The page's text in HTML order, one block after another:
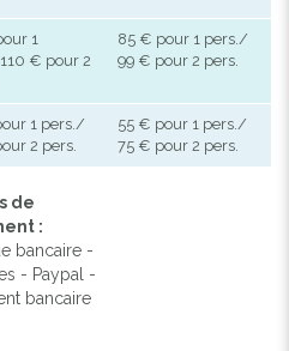
1
€ pour 2
85 € pour 1 pers./
99 € pour 2 pers.
1 pers./
2 pers.
55 € pour 1 pers./
75 € pour 2 pers.
de
:
bancaire -
- Paypal -
bancaire